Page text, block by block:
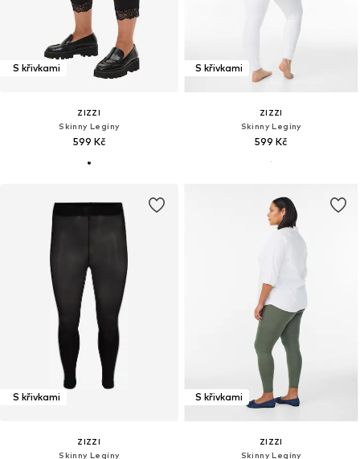
S křivkami
ZIZZI
Skinny Legíny
599 Kč
S křivkami
ZIZZI
Skinny Legíny
599 Kč
S křivkami
ZIZZI
Skinny Legíny
S křivkami
ZIZZI
Skinny Legíny